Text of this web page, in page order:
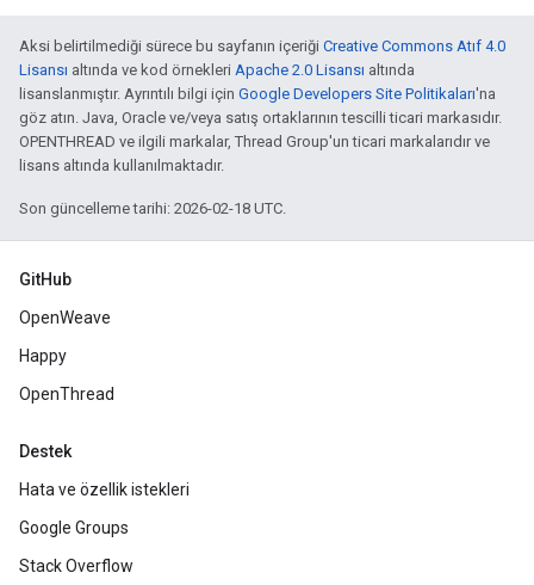
Aksi belirtilmediği sürece bu sayfanın içeriği Creative Commons Atıf 4.0
Lisansı altında ve kod örnekleri Apache 2.0 Lisansı altında
lisanslanmıştır. Ayrıntılı bilgi için Google Developers Site Politikaları'na
göz atın. Java, Oracle ve/veya satış ortaklarının tescilli ticari markasıdır.
OPENTHREAD ve ilgili markalar, Thread Group'un ticari markalarıdır ve
lisans altında kullanılmaktadır.
Son güncelleme tarihi: 2026-02-18 UTC.
GitHub
OpenWeave
Happy
OpenThread
Destek
Hata ve özellik istekleri
Google Groups
Stack Overflow